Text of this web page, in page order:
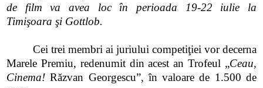
de film va avea loc în perioada 19-22 iulie la
Timişoara şi Gottlob.
Cei trei membri ai juriului competiţiei vor decerna
Marele Premiu, redenumit din acest an Trofeul „Ceau,
Cinema!Răzvan Georgescu”, în valoare de 1.500 de